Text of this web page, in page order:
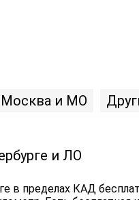
Москва и МО
и ЛО
в пределах КАД